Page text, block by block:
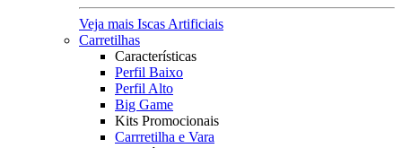
Veja mais Iscas Artificiais
Carretilhas
Características
Perfil Baixo
Perfil Alto
Big Game
Kits Promocionais
Carrretilha e Vara